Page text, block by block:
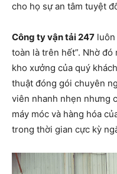
cho họ sự an tâm tuyệt
Công ty vận tải 247
toàn là trên hết”. Nhờ
kho xưởng của quý
thuật đóng gói chuyên
viên nhanh nhẹn nhưng
máy móc và hàng hóa
trong thời gian cực kỳ